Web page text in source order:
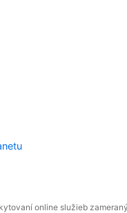
online služieb